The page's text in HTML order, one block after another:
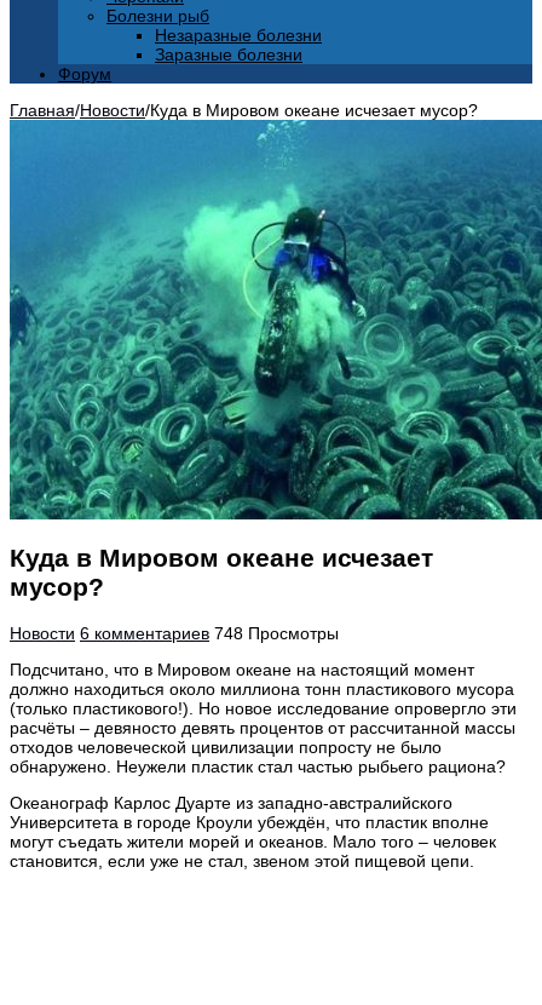
Болезни рыб
Незаразные болезни
Заразные болезни
Форум
Главная/Новости/Куда в Мировом океане исчезает мусор?
Куда в Мировом океане исчезает
мусор?
Новости 6 комментариев 748 Просмотры
Подсчитано, что в Мировом океане на настоящий момент
должно находиться около миллиона тонн пластикового мусора
(только пластикового!). Но новое исследование опровергло эти
расчёты – девяносто девять процентов от рассчитанной массы
отходов человеческой цивилизации попросту не было
обнаружено. Неужели пластик стал частью рыбьего рациона?
Океанограф Карлос Дуарте из западно-австралийского
Университета в городе Кроули убеждён, что пластик вполне
могут съедать жители морей и океанов. Мало того – человек
становится, если уже не стал, звеном этой пищевой цепи.